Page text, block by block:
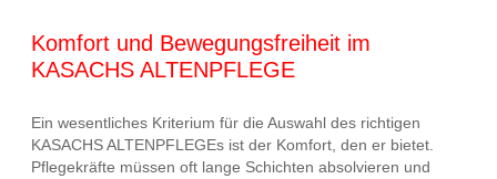
Komfort und Bewegungsfreiheit im
KASACHS ALTENPFLEGE
Ein wesentliches Kriterium für die Auswahl des richtigen
KASACHS ALTENPFLEGEs ist der Komfort, den er bietet.
Pflegekräfte müssen oft lange Schichten absolvieren und